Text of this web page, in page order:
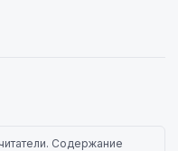
Содержание